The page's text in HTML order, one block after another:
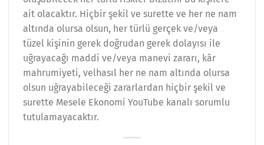
ait olacaktır. Hiçbir şekil ve surette ve her ne nam
altında olursa olsun, her türlü gerçek ve/veya
tüzel kişinin gerek doğrudan gerek dolayısı ile
uğrayacağı maddi ve/veya manevi zararı, kâr
mahrumiyeti, velhasıl her ne nam altında olursa
olsun uğrayabileceği zararlardan hiçbir şekil ve
surette Mesele Ekonomi YouTube kanalı sorumlu
tutulamayacaktır.